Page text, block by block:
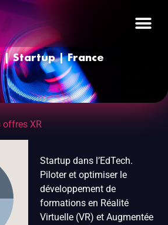
| Startup | France
offres XR
Startup dans l’EdTech.
Piloter et optimiser le
développement de
formations en Réalité
Virtuelle (VR) et Augmentée